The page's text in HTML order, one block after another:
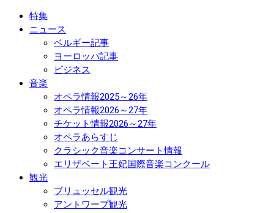
特集
ニュース
ベルギー記事
ヨーロッパ記事
ビジネス
音楽
オペラ情報2025～26年
オペラ情報2026～27年
チケット情報2026～27年
オペラあらすじ
クラシック音楽コンサート情報
エリザベート王妃国際音楽コンクール
観光
ブリュッセル観光
アントワープ観光